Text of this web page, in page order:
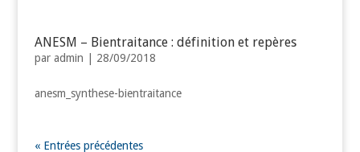
ANESM – Bientraitance : définition et repères
par admin 28/09/2018
anesm_synthese-bientraitance
« Entrées précédentes